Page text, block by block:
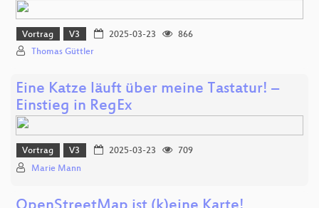
Vortrag V3 2025-03-23
866
Thomas Güttler
Eine Katze läuft über meine Tastatur! –
Einstieg in RegEx
Vortrag V3 2025-03-23
709
Marie Mann